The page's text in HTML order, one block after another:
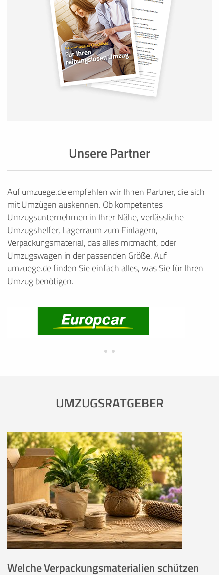
Unsere Partner
Auf umzuege.de empfehlen wir Ihnen Partner, die sich
mit Umzügen auskennen. Ob kompetentes
Umzugsunternehmen in Ihrer Nähe, verlässliche
Umzugshelfer, Lagerraum zum Einlagern,
Verpackungsmaterial, das alles mitmacht, oder
Umzugswagen in der passenden Größe. Auf
umzuege.de finden Sie einfach alles, was Sie für Ihren
Umzug benötigen.
UMZUGSRATGEBER
Welche Verpackungsmaterialien schützen